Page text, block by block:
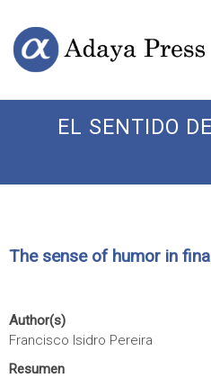
Adaya
Press
Open
Access
Publishing
EL SENTIDO
The sense of humor in
Author(s)
Francisco Isidro Pereira
Resumen